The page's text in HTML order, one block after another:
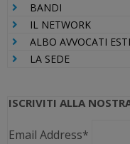
BANDI
IL NETWORK
ALBO AVVOCATI
LA SEDE
ISCRIVITI ALLA
Email Address*